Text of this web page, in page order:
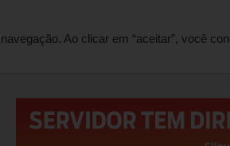
CONTATO Ao clicar em “aceitar”, você